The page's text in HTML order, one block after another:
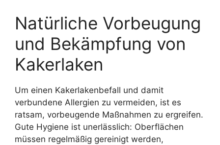
Natürliche Vorbeugung
und Bekämpfung von
Kakerlaken
Um einen Kakerlakenbefall und damit
verbundene Allergien zu vermeiden, ist es
ratsam, vorbeugende Maßnahmen zu ergreifen.
Gute Hygiene ist unerlässlich: Oberflächen
müssen regelmäßig gereinigt werden,